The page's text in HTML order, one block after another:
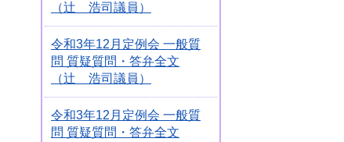
（辻 浩司議員）
令和3年12月定例会 一般質
問 質疑質問・答弁全文
（辻 浩司議員）
令和3年12月定例会 一般質
問 質疑質問・答弁全文